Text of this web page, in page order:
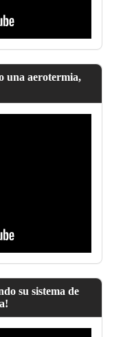
una aerotermia,
su sistema de